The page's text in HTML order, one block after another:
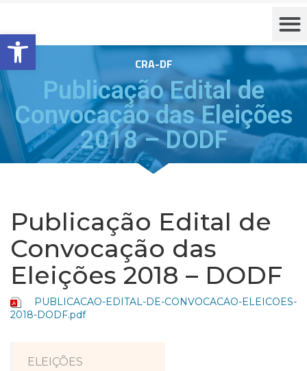
Barra de Ferramentas Aberta
CRA-DF
Publicação Edital de
Convocação das Eleições
2018 – DODF
Publicação Edital de
Convocação das
Eleições 2018 – DODF
PUBLICACAO-EDITAL-DE-CONVOCACAO-ELEICOES-
2018-DODF.pdf
ELEIÇÕES